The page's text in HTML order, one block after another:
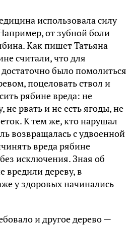
использовала силу
от зубной боли
Как пишет Татьяна
считали, что для
было помолиться
поцеловать ствол и
рябине вреда: не
не рвать и не есть ягоды, не
К тем же, кто нарушал
возвращалась с удвоенной
вреда рябине
исключения. Зная об
вредили дереву, в
у здоровых начинались
и другое дерево —